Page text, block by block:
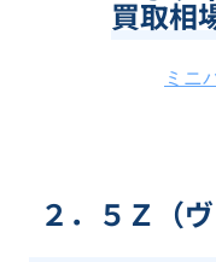
買取相
ミニ
２．５Ｚ（